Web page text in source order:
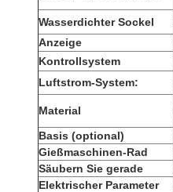
Wasserdichter Sockel
Anzeige
Kontrollsystem
Luftstrom-System:
Material
Basis (optional)
Gießmaschinen-Rad
Säubern Sie gerade
Elektrischer Parameter